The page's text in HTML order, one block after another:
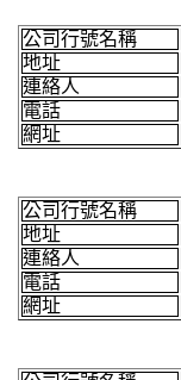
公司行號名稱
地址
連絡人
電話
網址
公司行號名稱
地址
連絡人
電話
網址